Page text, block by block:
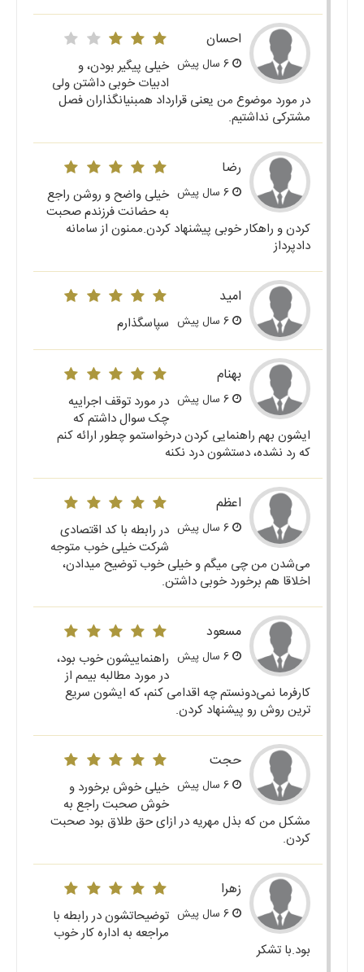
احسان
خیلی پیگیر بودن، و
ادبیات خوبی داشتن ولی
در مورد موضوع من یعنی قرارداد همبنیانگذاران فصل
مشترکی نداشتیم.
رضا
خیلی واضح و روشن راجع
به حضانت فرزندم صحبت
کردن و راهکار خوبی پیشنهاد کردن.ممنون از سامانه
دادپرداز
امید
سپاسگذارم
بهنام
در مورد توقف اجراییه
چک سوال داشتم که
ایشون بهم راهنمایی کردن درخواستمو چطور ارائه کنم
که رد نشده، دستشون درد نکنه
اعظم
در رابطه با کد اقتصادی
شرکت خیلی خوب متوجه
می‌شدن من چی میگم و خیلی خوب توضیح میدادن،
اخلاقا هم برخورد خوبی داشتن.
مسعود
راهنماییشون خوب بود،
در مورد مطالبه بیمم از
کارفرما نمی‌دونستم چه اقدامی کنم، که ایشون سریع
ترین روش رو پیشنهاد کردن.
حجت
خیلی خوش برخورد و
خوش صحبت راجع به
مشکل من که بذل مهریه در ازای حق طلاق بود صحبت
کردن.
زهرا
توضیحاتشون در رابطه با
مراجعه به اداره کار خوب
بود.با تشکر